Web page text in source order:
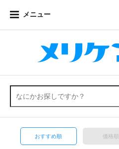
メニュー
おすすめ順 価格順